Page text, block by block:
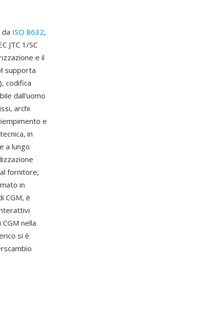
ISO 8632,
JTC 1/SC
e il
supporta
codifica
dall'uomo
archi
e
in
a lungo
fornitore,
in
CGM, è
nella
si è